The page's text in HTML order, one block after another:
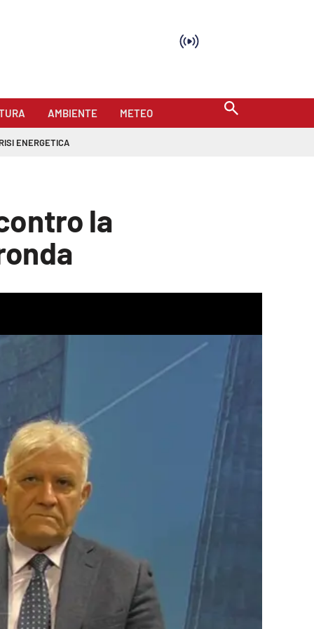
AMBIENTE METEO
ENERGETICA
la